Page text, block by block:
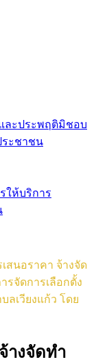
และประพฤติมิชอบ
ระชาชน
ให้บริการ
สนอราคา จ้างจัด
จัดการเลือกตั้ง
ลเวียงแก้ว โดย
างจัดทำ